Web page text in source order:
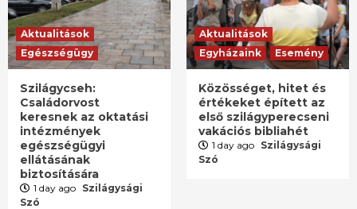
Aktualitások
Egészségügy
Szilágycseh:
Családorvost
keresnek az oktatási
intézmények
egészségügyi
ellátásának
biztosítására
1 day ago Szilágysági
Szó
Aktualitások
Egyházaink
Esemény
Közösséget, hitet és
értékeket épített az
első szilágyperecseni
vakációs bibliahét
1 day ago Szilágysági
Szó